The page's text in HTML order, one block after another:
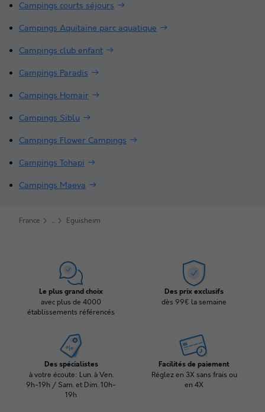
Campings courts séjours
Campings Aquitaine parc aquatique
Campings club enfant
Campings Paradis
Campings Homair
Campings Siblu
Campings Flower Campings
Campings Tohapi
Campings Maeva
France Eguisheim
Le plus grand choix
avec plus de 4000
établissements référencés
Des prix exclusifs
dès 99€ la semaine
Des spécialistes
à votre écoute: Lun. à Ven.
9h-19h / Sam. et Dim. 10h-
19h
Facilités de paiement
Réglez en 3X sans frais ou
en 4X